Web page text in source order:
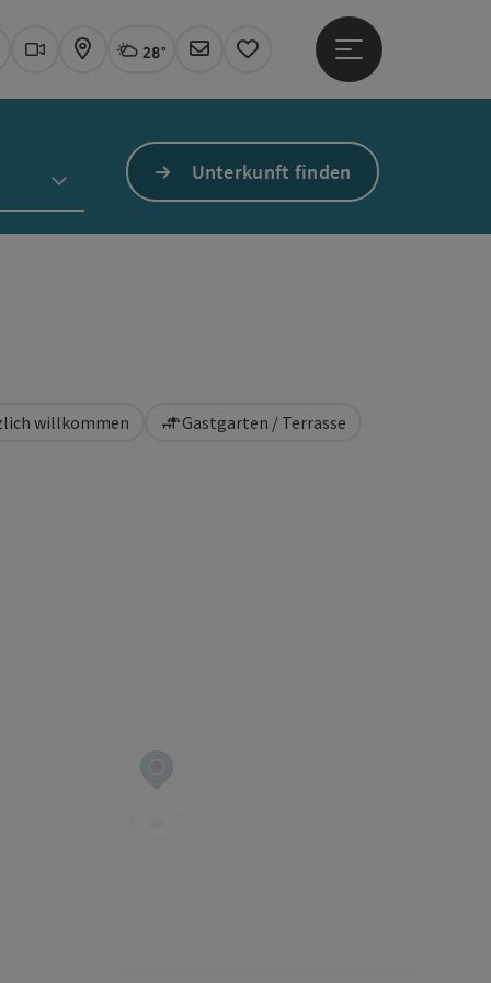
Webcams
KarteAktuelles Wetter Linz, wolkig
28°
Newsletter
Merkzettel
Hauptmenü öffnen
Unterkunft finden
willkommen Gastgarten / Terrasse